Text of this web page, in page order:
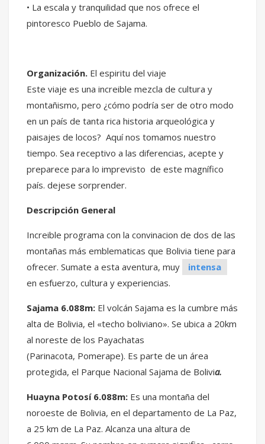
• La escala y tranquilidad que nos ofrece el
pintoresco Pueblo de Sajama.
Organización. El espiritu del viaje
Este viaje es una increible mezcla de cultura y
montañismo, pero ¿cómo podría ser de otro modo
en un país de tanta rica historia arqueológica y
paisajes de locos? Aquí nos tomamos nuestro
tiempo. Sea receptivo a las diferencias, acepte y
preparece para lo imprevisto de este magnífico
país. dejese sorprender.
Descripción General
Increible programa con la convinacion de dos de las
montañas más emblematicas que Bolivia tiene para
ofrecer. Sumate a esta aventura, muy
intensa
en esfuerzo, cultura y experiencias.
Sajama 6.088m: El volcán Sajama es la cumbre más
alta de Bolivia, el «techo boliviano». Se ubica a 20km
al noreste de los Payachatas
(Parinacota, Pomerape). Es parte de un área
protegida, el Parque Nacional Sajama de Bolivia.
Huayna Potosí 6.088m: Es una montaña del
noroeste de Bolivia, en el departamento de La Paz,
a 25 km de La Paz. Alcanza una altura de